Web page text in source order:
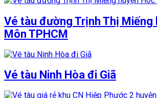
Vé tàu đường Trịnh Thị Miếng
Môn TPHCM
Vé tàu Ninh Hòa đi Giã